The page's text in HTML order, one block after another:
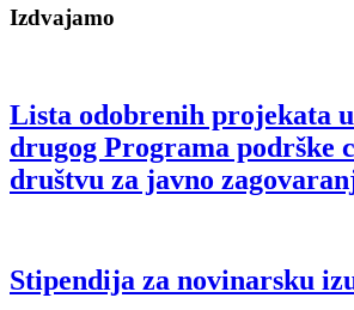
Izdvajamo
Lista odobrenih projekata
drugog Programa podrške
društvu za javno
Stipendija za novinarsku